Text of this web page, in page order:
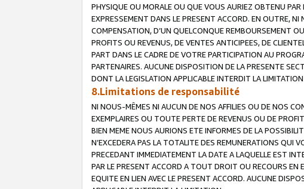
PHYSIQUE OU MORALE OU QUE VOUS AURIEZ OBTENU
EXPRESSEMENT DANS LE PRESENT ACCORD. EN OUTRE,
COMPENSATION, D’UN QUELCONQUE REMBOURSEMENT
PROFITS OU REVENUS, DE VENTES ANTICIPEES, DE
PART DANS LE CADRE DE VOTRE PARTICIPATION AU
PARTENAIRES. AUCUNE DISPOSITION DE LA PRESENTE
DONT LA LEGISLATION APPLICABLE INTERDIT LA LIMITATION
8.Limitations de responsabilité
NI NOUS-MÊMES NI AUCUN DE NOS AFFILIES OU DE NOS
EXEMPLAIRES OU TOUTE PERTE DE REVENUS OU DE
BIEN MEME NOUS AURIONS ETE INFORMES DE LA
N’EXCEDERA PAS LA TOTALITE DES REMUNERATIONS QUI
PRECEDANT IMMEDIATEMENT LA DATE A LAQUELLE EST
PAR LE PRESENT ACCORD A TOUT DROIT OU RECOURS
EQUITE EN LIEN AVEC LE PRESENT ACCORD. AUCUNE